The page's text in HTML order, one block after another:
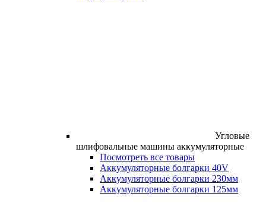
Угловые
шлифовальные машины аккумуляторные
Посмотреть все товары
Аккумуляторные болгарки 40V
Аккумуляторные болгарки 230мм
Аккумуляторные болгарки 125мм